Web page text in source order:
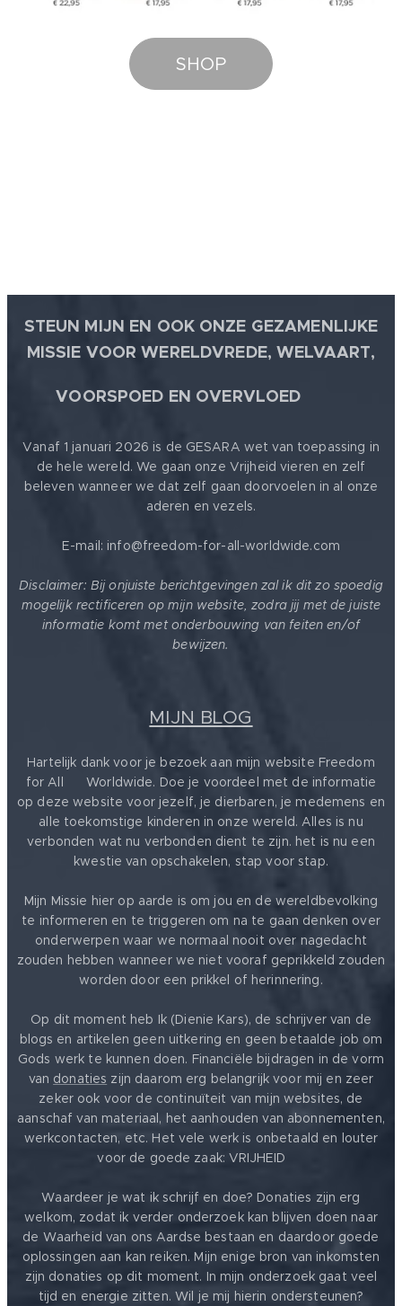
SHOP
STEUN MIJN EN OOK ONZE GEZAMENLIJKE
MISSIE VOOR WERELDVREDE, WELVAART,
VOORSPOED EN OVERVLOED
Vanaf 1 januari 2026 is de GESARA wet van toepassing in
de hele wereld. We gaan onze Vrijheid vieren en zelf
beleven wanneer we dat zelf gaan doorvoelen in al onze
aderen en vezels.
E-mail: info@freedom-for-all-worldwide.com
Disclaimer: Bij onjuiste berichtgevingen zal ik dit zo spoedig
mogelijk rectificeren op mijn website, zodra jij met de juiste
informatie komt met onderbouwing van feiten en/of
bewijzen.
MIJN BLOG
Hartelijk dank voor je bezoek aan mijn website Freedom
for All ❤️ Worldwide. Doe je voordeel met de informatie
op deze website voor jezelf, je dierbaren, je medemens en
alle toekomstige kinderen in onze wereld. Alles is nu
verbonden wat nu verbonden dient te zijn. het is nu een
kwestie van opschakelen, stap voor stap.
Mijn Missie hier op aarde is om jou en de wereldbevolking
te informeren en te triggeren om na te gaan denken over
onderwerpen waar we normaal nooit over nagedacht
zouden hebben wanneer we niet vooraf geprikkeld zouden
worden door een prikkel of herinnering.
Op dit moment heb Ik (Dienie Kars), de schrijver van de
blogs en artikelen geen uitkering en geen betaalde job om
Gods werk te kunnen doen. Financiële bijdragen in de vorm
van donaties zijn daarom erg belangrijk voor mij en zeer
zeker ook voor de continuïteit van mijn websites, de
aanschaf van materiaal, het aanhouden van abonnementen,
werkcontacten, etc. Het vele werk is onbetaald en louter
voor de goede zaak: VRIJHEID ❤️
Waardeer je wat ik schrijf en doe? Donaties zijn erg
welkom, zodat ik verder onderzoek kan blijven doen naar
de Waarheid van ons Aardse bestaan en daardoor goede
oplossingen aan kan reiken. Mijn enige bron van inkomsten
zijn donaties op dit moment. In mijn onderzoek gaat veel
tijd en energie zitten. Wil je mij hierin ondersteunen?